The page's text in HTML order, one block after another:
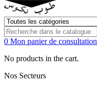
0 Mon panier de consultation
No products in the cart.
Nos Secteurs